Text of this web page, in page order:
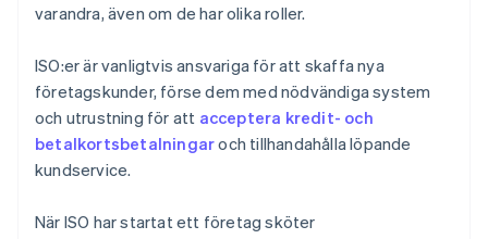
varandra, även om de har olika roller.
ISO:er är vanligtvis ansvariga för att skaffa nya
företagskunder, förse dem med nödvändiga system
och utrustning för att acceptera kredit- och
betalkortsbetalningaroch tillhandahålla löpande
kundservice.
När ISO har startat ett företag sköter